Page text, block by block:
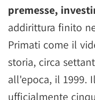
premesse,
addirittura finito
Primati come il
storia, circa
all'epoca, il 1999.
ufficialmente